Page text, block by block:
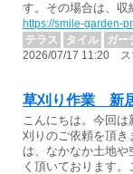
す。その場合は、
https://smile-garden-
テラス
タイル ガー
2026/07/17 11:20 ス
草刈り作業 新
こんにちは。今回
刈りのご依頼を頂き
は、なかなか土地
く頂いております